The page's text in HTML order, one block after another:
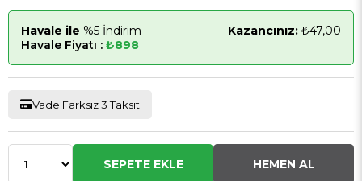
Havale ile %5 İndirim Kazancınız: ₺47,00
Havale Fiyatı : ₺898
Vade Farksız 3 Taksit